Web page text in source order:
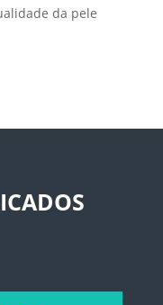
da pele